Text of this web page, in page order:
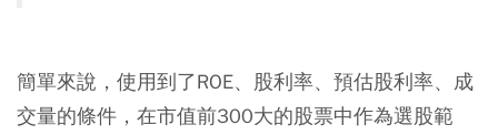
簡單來說，使用到了ROE、股利率、預估股利率、成
交量的條件，在市值前300大的股票中作為選股範